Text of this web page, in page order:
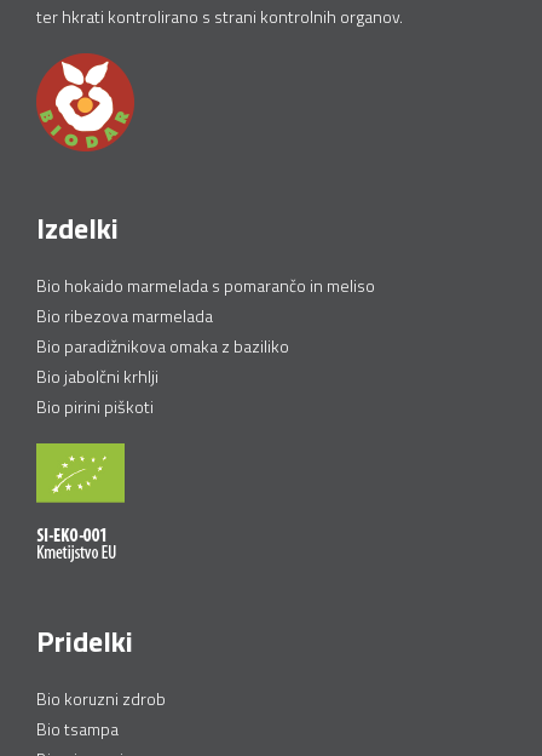
ter hkrati kontrolirano s strani kontrolnih organov.
Izdelki
Bio hokaido marmelada s pomarančo in meliso
Bio ribezova marmelada
Bio paradižnikova omaka z baziliko
Bio jabolčni krhlji
Bio pirini piškoti
Pridelki
Bio koruzni zdrob
Bio tsampa